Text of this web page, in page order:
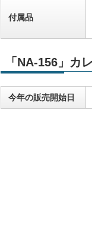
付属品
「NA-156」カ
今年の販売開始日